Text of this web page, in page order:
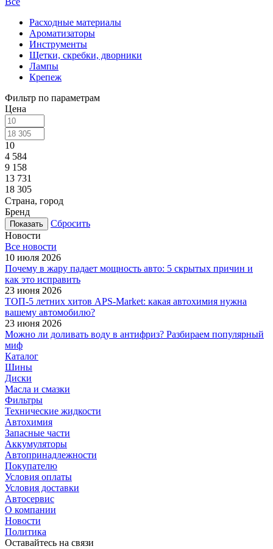
Расходные материалы
Ароматизаторы
Инструменты
Щетки, скребки, дворники
Лампы
Крепеж
Фильтр по параметрам
Цена
10
4 584
9 158
13 731
18 305
Страна, город
Бренд
Сбросить
Новости
Все новости
10 июля 2026
Почему в жару падает мощность авто: 5 скрытых причин и
как это исправить
23 июня 2026
ТОП-5 летних хитов APS-Market: какая автохимия нужна
вашему автомобилю?
23 июня 2026
Можно ли доливать воду в антифриз? Разбираем популярный
миф
Каталог
Шины
Диски
Масла и смазки
Фильтры
Технические жидкости
Автохимия
Запасные части
Аккумуляторы
Автопринадлежности
Покупателю
Условия оплаты
Условия доставки
Автосервис
О компании
Новости
Политика
Оставайтесь на связи